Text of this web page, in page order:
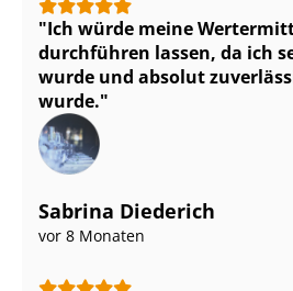
Ich würde meine
durchführen lassen, da ich
wurde und absolut
wurde.
Sabrina Diederich
vor 8 Monaten